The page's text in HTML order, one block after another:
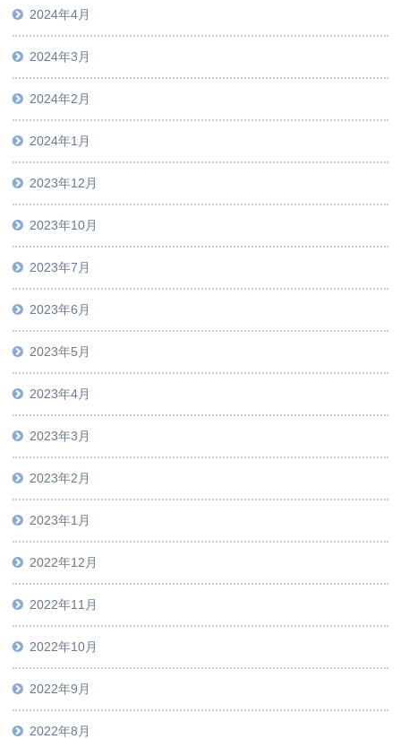
2024年4月
2024年3月
2024年2月
2024年1月
2023年12月
2023年10月
2023年7月
2023年6月
2023年5月
2023年4月
2023年3月
2023年2月
2023年1月
2022年12月
2022年11月
2022年10月
2022年9月
2022年8月